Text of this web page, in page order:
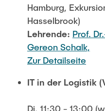
Hamburg,
Hasselbrook)
Lehrende: Prof.
Gereon Schalk,
Zur Detailseite
IT in der Logistik
Di. 11:30 - 13:00